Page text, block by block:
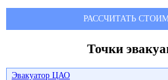
РАССЧИТАТЬ
Точки
Эвакуатор ЦАО